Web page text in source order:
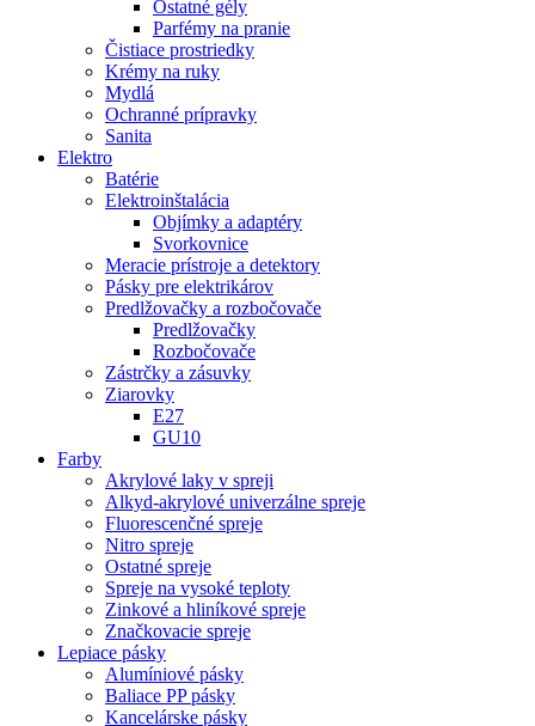
Ostatné gély
Parfémy na pranie
Čistiace prostriedky
Krémy na ruky
Mydlá
Ochranné prípravky
Sanita
Elektro
Batérie
Elektroinštalácia
Objímky a adaptéry
Svorkovnice
Meracie prístroje a detektory
Pásky pre elektrikárov
Predlžovačky a rozbočovače
Predlžovačky
Rozbočovače
Zástrčky a zásuvky
Ziarovky
E27
GU10
Farby
Akrylové laky v spreji
Alkyd-akrylové univerzálne spreje
Fluorescenčné spreje
Nitro spreje
Ostatné spreje
Spreje na vysoké teploty
Zinkové a hliníkové spreje
Značkovacie spreje
Lepiace pásky
Alumíniové pásky
Baliace PP pásky
Kancelárske pásky